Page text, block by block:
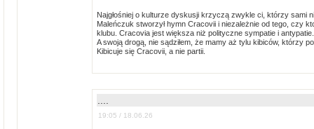
Najgłośniej o kulturze dyskusji krzyczą zwykle ci, którzy sami
Maleńczuk stworzył hymn Cracovii i niezależnie od tego, czy
klubu. Cracovia jest większa niż polityczne sympatie i antypatie.
A swoją drogą, nie sądziłem, że mamy aż tylu kibiców, którzy
Kibicuje się Cracovii, a nie partii.
19:05 / 18.06.26